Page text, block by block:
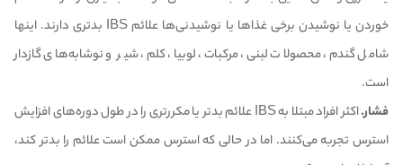
خوردن یا نوشیدن برخی غذاها یا نوشیدنی‌ها علائم IBS بدتری دارند. اینها
شامل گندم، محصولات لبنی، مرکبات، لوبیا، کلم، شیر و نوشابه‌های گازدار
است.
فشار.
اکثر افراد مبتلا به IBS علائم بدتر یا مکررتری را در طول دوره‌های افزایش
استرس تجربه می‌کنند. اما در حالی که استرس ممکن است علائم را بدتر کند،